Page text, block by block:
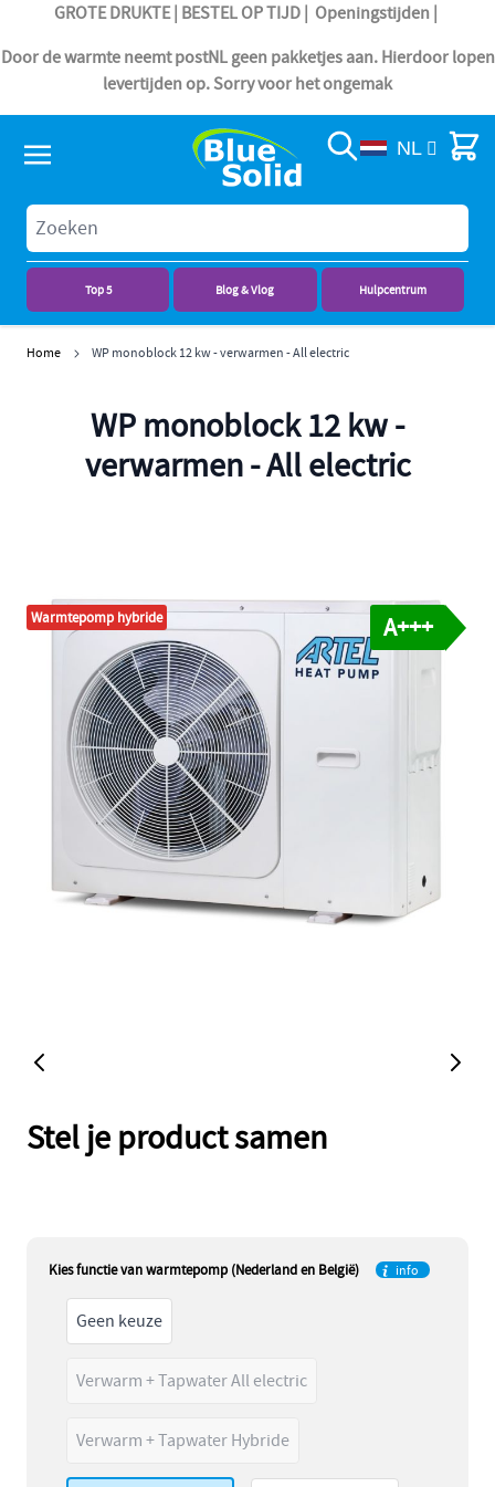
GROTE DRUKTE | BESTEL OP TIJD | Openingstijden
Door de warmte neemt postNL geen pakketjes aan. Hierdoor lopen
levertijden op. Sorry voor het ongemak
Top 5 Blog & Vlog Hulpcentrum
Search NL Cart
Home WP monoblock 12 kw - verwarmen - All electric
WP monoblock 12 kw -
verwarmen - All electric
A+++
Warmtepomp hybride
Stel je product samen
Kies functie van warmtepomp (Nederland en België) info
Geen keuze
Verwarm + Tapwater All electric
Verwarm + Tapwater Hybride